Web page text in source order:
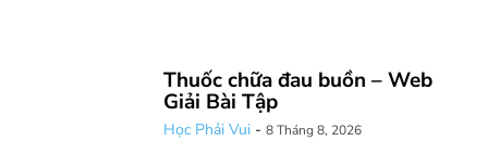
Thuốc chữa đau buồn – Web
Giải Bài Tập
Học Phải Vui - 8 Tháng 8, 2026